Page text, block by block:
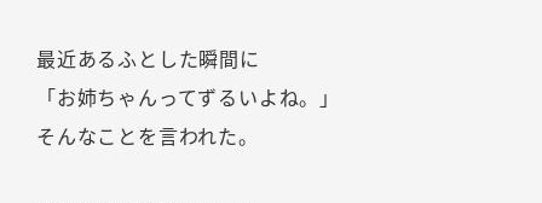
最近あるふとした瞬間に
「お姉ちゃんってずるいよね。」
そんなことを言われた。